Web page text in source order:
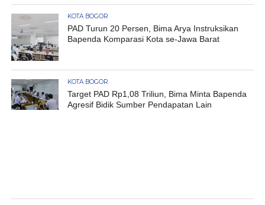
KOTA BOGOR
PAD Turun 20 Persen, Bima Arya Instruksikan
Bapenda Komparasi Kota se-Jawa Barat
KOTA BOGOR
Target PAD Rp1,08 Triliun, Bima Minta Bapenda
Agresif Bidik Sumber Pendapatan Lain